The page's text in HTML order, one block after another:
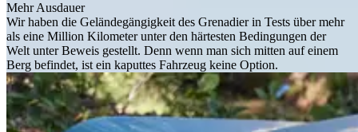
Mehr Ausdauer
Wir haben die Geländegängigkeit des Grenadier in Tests über mehr
als eine Million Kilometer unter den härtesten Bedingungen der
Welt unter Beweis gestellt. Denn wenn man sich mitten auf einem
Berg befindet, ist ein kaputtes Fahrzeug keine Option.